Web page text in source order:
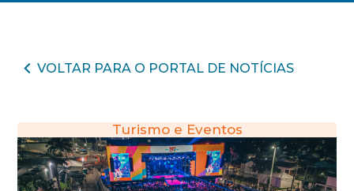
VOLTAR PARA O PORTAL DE NOTÍCIAS
Turismo e Eventos